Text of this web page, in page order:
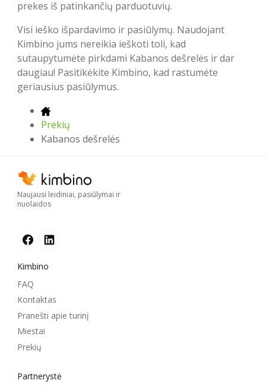
prekes iš patinkančių parduotuvių.
Visi ieško išpardavimo ir pasiūlymų. Naudojant
Kimbino jums nereikia ieškoti toli, kad
sutaupytumėte pirkdami Kabanos dešrelės ir dar
daugiau! Pasitikėkite Kimbino, kad rastumėte
geriausius pasiūlymus.
Prekių
Kabanos dešrelės
Naujausi leidiniai, pasiūlymai ir
nuolaidos
Kimbino
FAQ
Kontaktas
Pranešti apie turinį
Miestai
Prekių
Partnerystė